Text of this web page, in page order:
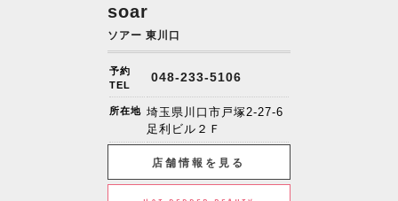
soar
ソアー 東川口
予約
TEL
048-233-5106
所在地 埼玉県川口市戸塚2-27-6
足利ビル２Ｆ
店舗情報を見る